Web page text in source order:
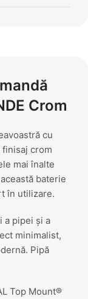
Crom
cu
finisaj crom
mai înalte
baterie
în utilizare.
a pipei și a
minimalist,
Pipă
Top Mount®